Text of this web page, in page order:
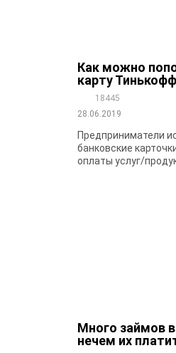
Как можно
карту
18445
28.06.2019
Предприниматели
банковские
оплаты услуг/
Много займов
нечем их